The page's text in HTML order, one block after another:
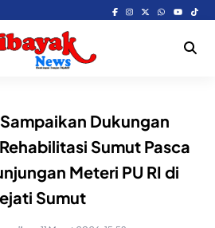
Dukungan
Sumut Pasca
Meteri PU RI di
Sumut